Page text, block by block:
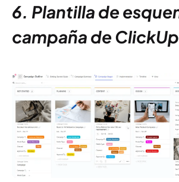
6. Plantilla de
campaña de ClickUp